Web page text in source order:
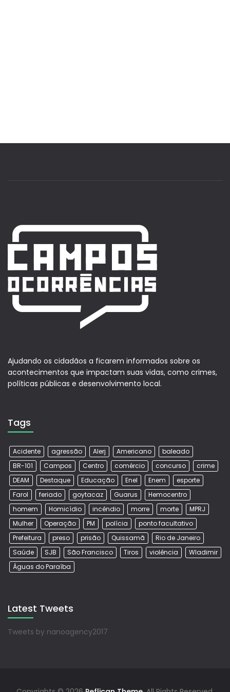
Ajudando os cidadãos a ficarem informados sobre os
acontecimentos que impactam suas vidas, como crimes,
políticas públicas e desenvolvimento local.
Tags
Acidente agressão Alerj Americano
baleado
BR-101
Campos Centro comércio concurso
crime
DEAM
Destaque Educação Enel Enem
esporte
Farol
feriado goytacaz Guarus
Hemocentro
homem
Homicídio incêndio morre morte
MPRJ
Mulher
Operação PM polícia
ponto facultativo
Prefeitura
preso prisão Quissamã
Rio de Janeiro
Saúde
SJB São Francisco Tiros violência
Wladimir
Águas do Paraíba
Latest Tweets
Tweets by nanoagency2017